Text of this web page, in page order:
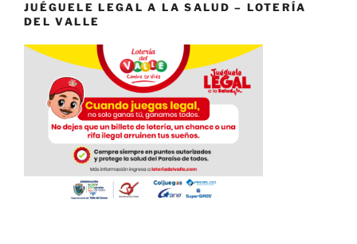
JUÉGUELE LEGAL A LA SALUD – LOTERÍA
DEL VALLE